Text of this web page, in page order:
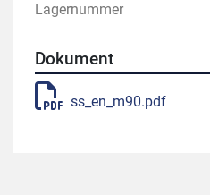
Lagernummer
Dokument
ss_en_m90.pdf